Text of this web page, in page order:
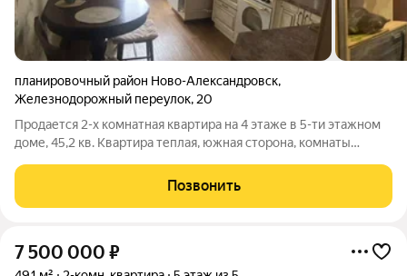
планировочный район Ново-Александровск,
Железнодорожный переулок, 20
Продается 2-х комнатная квартира на 4 этаже в 5-ти этажном
доме, 45,2 кв. Квартира теплая, южная сторона, комнаты
горячая вода круглый год, просторная кухня. Все соседи
положительные. Район
Позвонить
7 500 000 ₽